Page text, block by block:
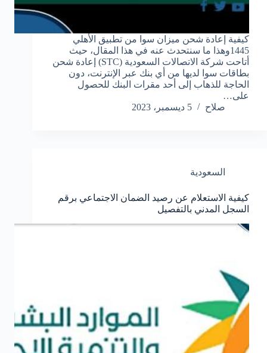
كيفية إعادة شحن ميزان سوا من تطبيق الأهلي
1445وهذا ما سنتحدث عنه في هذا المقال، حيث
أتاحت شركة الاتصالات السعودية (STC) إعادة شحن
بطاقات سوا لديها من أي بنك عبر الإنترنت، دون
الحاجة للذهاب إلى أحد مقرات البنك للحصول
على…
صلاح
5 ديسمبر، 2023
السعودية
كيفية الاستعلام عن رصيد الضمان الاجتماعي برقم
السجل المدني بالتفصيل